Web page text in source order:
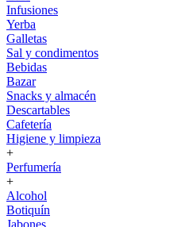
Infusiones
Yerba
Galletas
Sal y condimentos
Bebidas
Bazar
Snacks y almacén
Descartables
Cafetería
Higiene y limpieza
+
Perfumería
+
Alcohol
Botiquín
Jabones